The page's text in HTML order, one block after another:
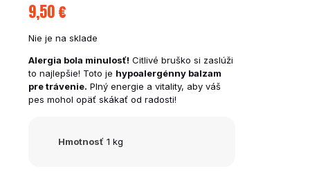
9,50€
Nie je na sklade
Alergia bola minulosť! Citlivé bruško si zaslúži
to najlepšie! Toto je hypoalergénny balzam
pre trávenie. Plný energie a vitality, aby váš
pes mohol opäť skákať od radosti!
Hmotnosť 1 kg